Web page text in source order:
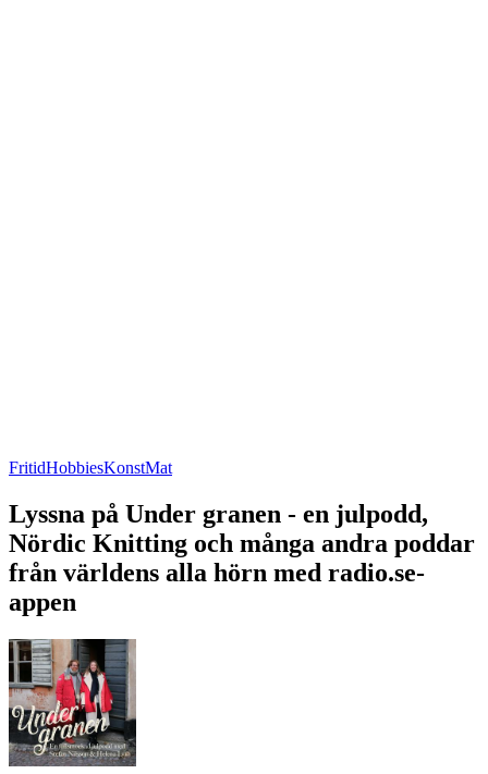
FritidHobbiesKonstMat
Lyssna på Under granen - en julpodd,
Nördic Knitting och många andra poddar
från världens alla hörn med radio.se-
appen